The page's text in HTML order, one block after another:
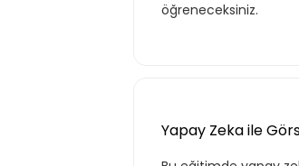
öğreneceksiniz.
Yapay Zeka ile